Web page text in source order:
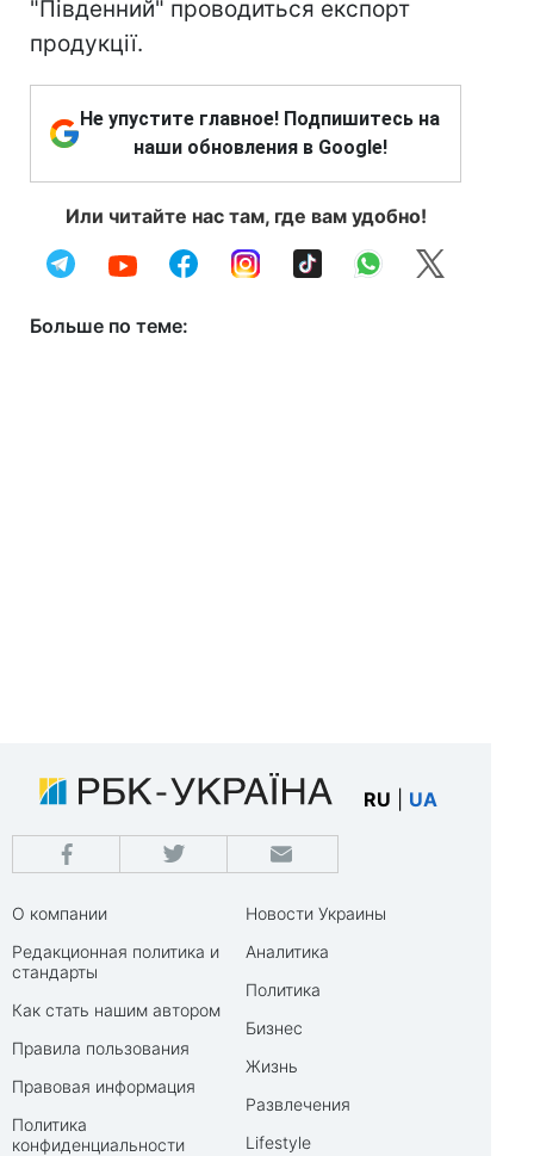
"Південний" проводиться експорт
продукції.
Не упустите главное! Подпишитесь на
наши обновления в Google!
Или читайте нас там, где вам удобно!
Больше по теме:
RU UA
О компании
Редакционная политика и
стандарты
Как стать нашим автором
Правила пользования
Правовая информация
Политика
конфиденциальности
Новости Украины
Аналитика
Политика
Бизнес
Жизнь
Развлечения
Lifestyle